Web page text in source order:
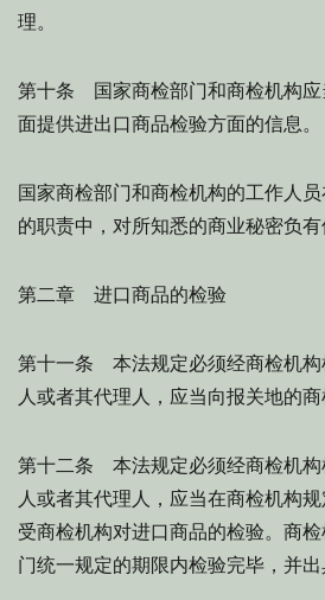
理。
第十条 国家商检部门和商检机构应
面提供进出口商品检验方面的信息。
国家商检部门和商检机构的工作人
的职责中，对所知悉的商业秘密负有
第二章 进口商品的检验
第十一条 本法规定必须经商检机构
人或者其代理人，应当向报关地的商
第十二条 本法规定必须经商检机构
人或者其代理人，应当在商检机构
受商检机构对进口商品的检验。商
门统一规定的期限内检验完毕，并出